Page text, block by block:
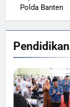
Polda Banten
Pendidikan